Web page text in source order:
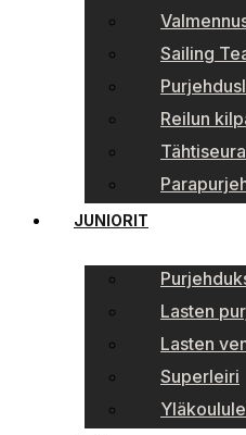
Sailing
Reilun
Tähtiseura
JUNIORIT
Lasten
Lasten
Superleiri